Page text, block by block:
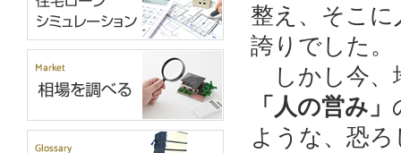
整え、そこ
誇りでした。
しかし今、
「人の営み」
ような、恐